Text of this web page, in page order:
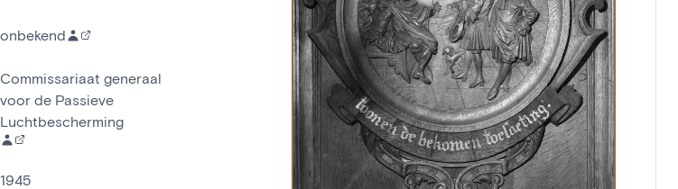
onbekend
Commissariaat generaal
voor de Passieve
Luchtbescherming
1945